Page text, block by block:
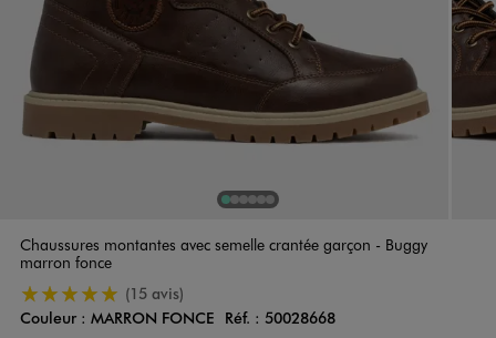
1Sur 6
2Sur 6
3Sur 6
4Sur 6
5Sur 6
6 Sur 6
Chaussures montantes avec semelle crantée garçon - Buggy
marron fonce
5/5 de moyenne(15 avis)
Couleur
Couleur : MARRON FONCE Réf. : 50028668